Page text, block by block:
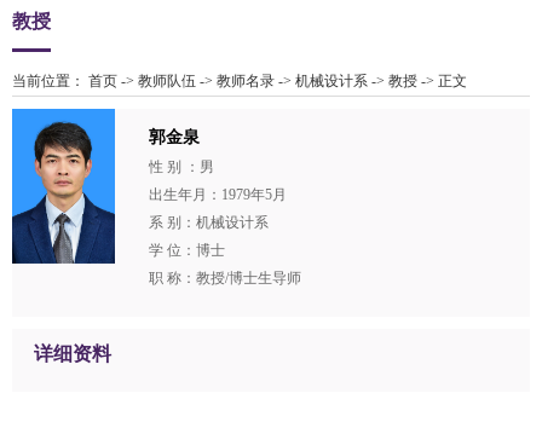
教授
当前位置： 首页 -> 教师队伍 -> 教师名录 -> 机械设计系 -> 教授 -> 正文
郭金泉
性 别 ：男
出生年月：1979年5月
系 别：机械设计系
学 位：博士
职 称：教授/博士生导师
详细资料